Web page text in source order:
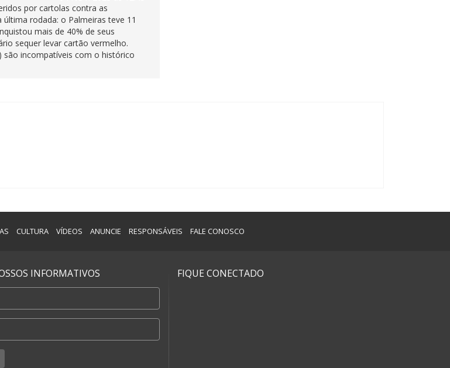
por cartolas contra as
rodada: o Palmeiras teve 11
mais de 40% de seus
sequer levar cartão vermelho.
são incompatíveis com o histórico
CULTURA VÍDEOS ANUNCIE RESPONSÁVEIS FALE CONOSCO
INFORMATIVOS FIQUE CONECTADO